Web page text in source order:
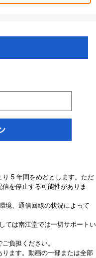
り 5 年間をめどとします。ただ
を停止する可能性がありま
境、通信回線の状況によって
ては南江堂では一切サポートい
負担ください。
ります。動画の一部または全部